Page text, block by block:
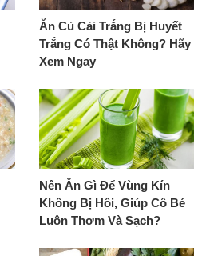
Ăn Củ Cải Trắng Bị Huyết
Trắng Có Thật Không? Hãy
Xem Ngay
Nên Ăn Gì Để Vùng Kín
Không Bị Hôi, Giúp Cô Bé
Luôn Thơm Và Sạch?